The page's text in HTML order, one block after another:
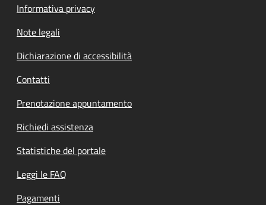
Informativa privacy
Note legali
Dichiarazione di accessibilità
Contatti
Prenotazione appuntamento
Richiedi assistenza
Statistiche del portale
Leggi le FAQ
Pagamenti